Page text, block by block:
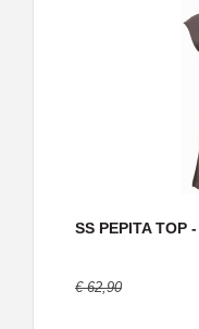
SS PEPITA
€ 62,90